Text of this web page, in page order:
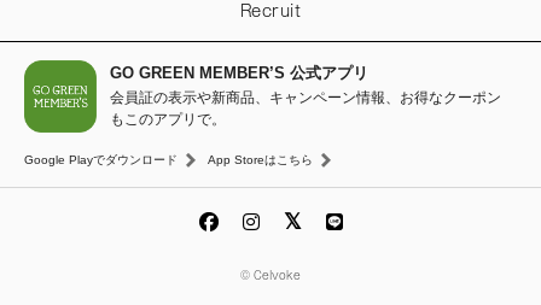
Recruit
GO GREEN MEMBER’S 公式アプリ
会員証の表示や新商品、キャンペーン情報、お得なクーポン
もこのアプリで。
Google Playでダウンロード App Storeはこちら
© Celvoke